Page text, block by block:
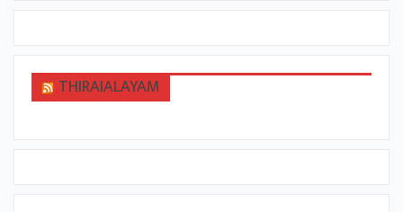
THIRAIALAYAM